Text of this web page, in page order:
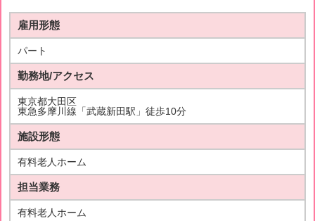
雇用形態
パート
勤務地/アクセス
東京都大田区
東急多摩川線「武蔵新田駅」徒歩10分
施設形態
有料老人ホーム
担当業務
有料老人ホーム